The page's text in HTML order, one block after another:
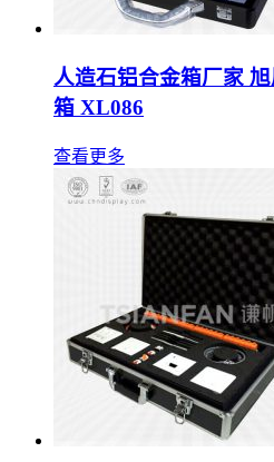
人造石铝合金箱厂家
箱 XL086
查看更多